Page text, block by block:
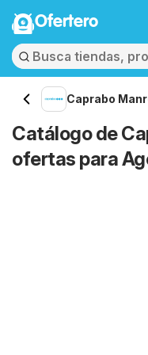
Ofertero
Caprabo
Catálogo de
ofertas para